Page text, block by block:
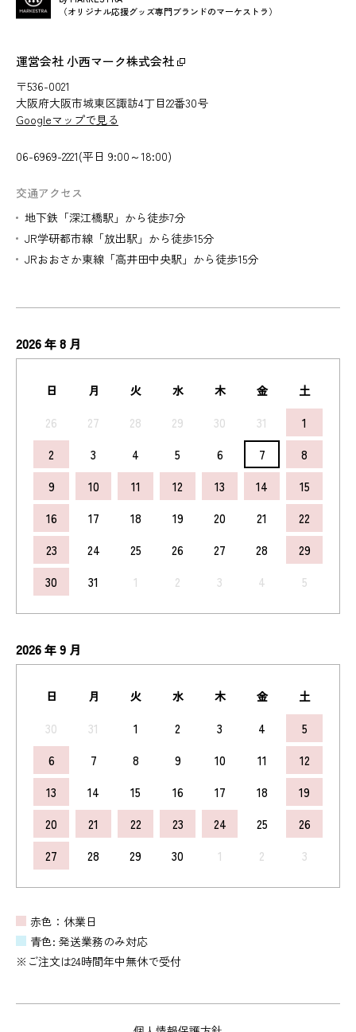
（オリジナル応援グッズ専門ブランドのマーケストラ）
運営会社 小西マーク株式会社
〒536-0021
大阪府大阪市城東区諏訪4丁目22番30号
Googleマップで見る
06-6969-2221(平日 9:00～18:00)
交通アクセス
地下鉄「深江橋駅」から徒歩7分
JR学研都市線「放出駅」から徒歩15分
JRおおさか東線「高井田中央駅」から徒歩15分
2026年8 月
日 月 火 水 木 金 土
26 27 28 29 30 31
1
2
3 4 5 6 7
8
9
10 11 12 13 14
15
16
17 18 19 20 21
22
23
24 25 26 27 28
29
30
31 1 2 3 4 5
2026年9 月
日 月 火 水 木 金 土
30 31 1 2 3 4
5
6
7 8 9 10 11
12
13
14 15 16 17 18
19
20
21 22 23 24 25
26
27
28 29 30 1 2 3
赤色：休業日
青色: 発送業務のみ対応
※ご注文は24時間年中無休で受付